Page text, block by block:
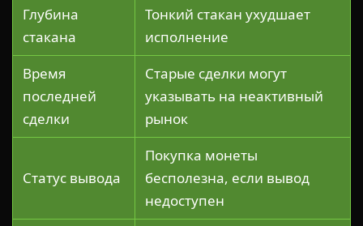
Глубина
стакана
Тонкий стакан ухудшает
исполнение
Время
последней
сделки
Старые сделки могут
указывать на неактивный
рынок
Статус вывода
Покупка монеты
бесполезна, если вывод
недоступен